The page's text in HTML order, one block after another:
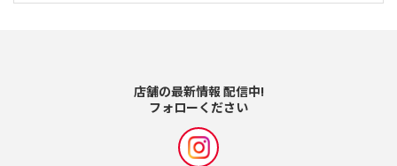
店舗の最新情報 配信中!
フォローください